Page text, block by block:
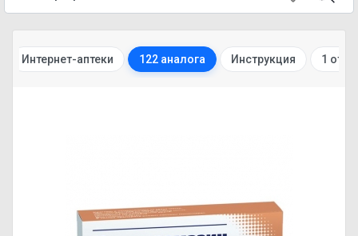
Интернет-аптеки 122 аналога Инструкция 1